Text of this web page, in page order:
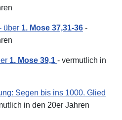
über 1. Mose 37,31-36 -
1. Mose 39,1 - vermutlich in
Segen bis ins 1000. Glied
in den 20er Jahren